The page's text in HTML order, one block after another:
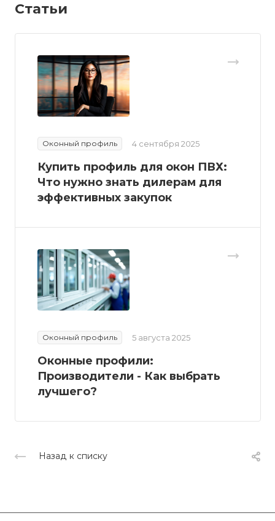
Статьи
Оконный профиль 4 сентября 2025
Купить профиль для окон ПВХ:
Что нужно знать дилерам для
эффективных закупок
Оконный профиль 5 августа 2025
Оконные профили:
Производители - Как выбрать
лучшего?
Назад к списку